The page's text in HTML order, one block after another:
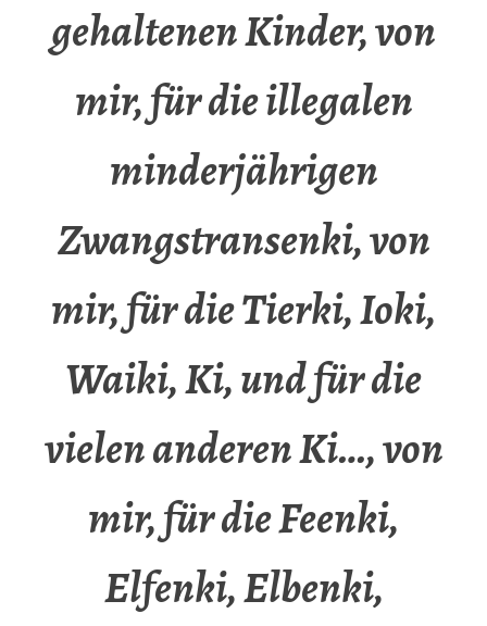
gehaltenen Kinder, von
mir, für die illegalen
minderjährigen
Zwangstransenki, von
mir, für die Tierki, Ioki,
Waiki, Ki, und für die
vielen anderen Ki…, von
mir, für die Feenki,
Elfenki, Elbenki,